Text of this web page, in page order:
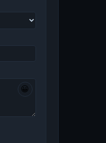
😀